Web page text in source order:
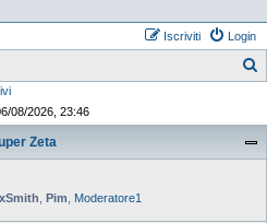
Login
Iscriviti
08/2026, 23:46
Zeta
Pim
Moderatore1